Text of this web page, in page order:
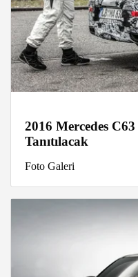
2016 Mercedes
Tanıtılacak
Foto Galeri